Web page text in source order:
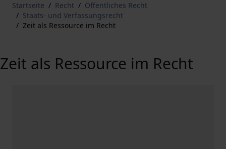
Startseite / Recht / Öffentliches Recht
/ Staats- und Verfassungsrecht
/ Zeit als Ressource im Recht
Zeit als Ressource im Recht